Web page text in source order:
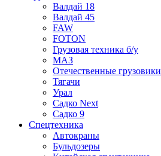
Валдай 18
Валдай 45
FAW
FOTON
Грузовая техника б/у
МАЗ
Отечественные грузовики
Тягачи
Урал
Садко Next
Садко 9
Спецтехника
Автокраны
Бульдозеры